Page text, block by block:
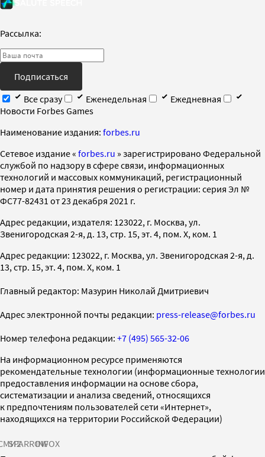
Рассылка:
Подписаться
Все сразу
Еженедельная
Ежедневная
Новости Forbes Games
Наименование издания: forbes.ru
Cетевое издание « forbes.ru » зарегистрировано Федеральной
службой по надзору в сфере связи, информационных
технологий и массовых коммуникаций, регистрационный
номер и дата принятия решения о регистрации: серия Эл №
ФС77-82431 от 23 декабря 2021 г.
Адрес редакции, издателя: 123022, г. Москва, ул.
Звенигородская 2-я, д. 13, стр. 15, эт. 4, пом. X, ком. 1
Адрес редакции: 123022, г. Москва, ул. Звенигородская 2-я, д.
13, стр. 15, эт. 4, пом. X, ком. 1
Главный редактор: Мазурин Николай Дмитриевич
Адрес электронной почты редакции: press-release@forbes.ru
Номер телефона редакции: +7 (495) 565-32-06
На информационном ресурсе применяются
рекомендательные технологии (информационные технологии
предоставления информации на основе сбора,
систематизации и анализа сведений, относящихся
к предпочтениям пользователей сети «Интернет»,
находящихся на территории Российской Федерации)
SPARROWINFOX